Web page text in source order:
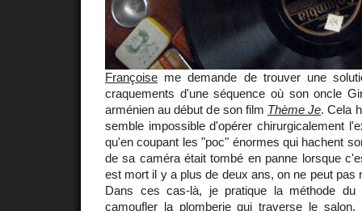
Françoise me demande de trouver une
craquements d'une séquence où son oncle
arménien au début de son film Thème Je. Cela
semble impossible d'opérer chirurgicalement
qu'en coupant les "poc" énormes qui hachent
de sa caméra était tombé en panne lorsque
est mort il y a plus de deux ans, on ne peut pas
Dans ces cas-là, je pratique la méthode
camoufler la plomberie qui traverse le